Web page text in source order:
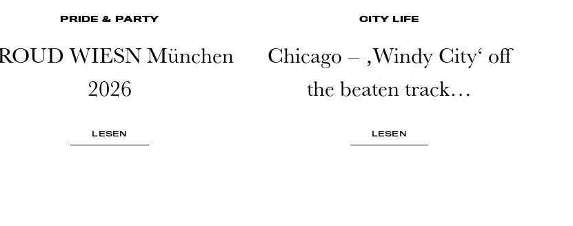
PRIDE & PARTY
WIESN München
2026
LESEN
CITY LIFE
Chicago – ‚Windy City‘ off
the beaten track…
LESEN